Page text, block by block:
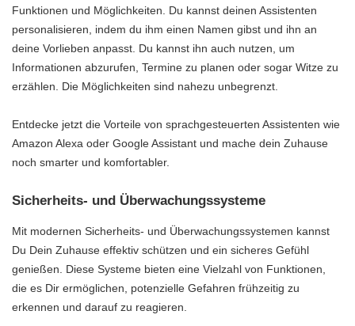
Funktionen und Möglichkeiten. Du kannst deinen Assistenten
personalisieren, indem du ihm einen Namen gibst und ihn an
deine Vorlieben anpasst. Du kannst ihn auch nutzen, um
Informationen abzurufen, Termine zu planen oder sogar Witze zu
erzählen. Die Möglichkeiten sind nahezu unbegrenzt.
Entdecke jetzt die Vorteile von sprachgesteuerten Assistenten wie
Amazon Alexa oder Google Assistant und mache dein Zuhause
noch smarter und komfortabler.
Sicherheits- und Überwachungssysteme
Mit modernen Sicherheits- und Überwachungssystemen kannst
Du Dein Zuhause effektiv schützen und ein sicheres Gefühl
genießen. Diese Systeme bieten eine Vielzahl von Funktionen,
die es Dir ermöglichen, potenzielle Gefahren frühzeitig zu
erkennen und darauf zu reagieren.